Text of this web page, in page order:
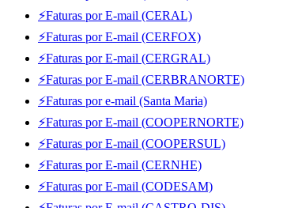
⚡Faturas por E-mail (CERAL)
⚡Faturas por E-mail (CERFOX)
⚡Faturas por E-mail (CERGRAL)
⚡Faturas por E-mail (CERBRANORTE)
⚡Faturas por e-mail (Santa Maria)
⚡Faturas por E-mail (COOPERNORTE)
⚡Faturas por E-mail (COOPERSUL)
⚡Faturas por E-mail (CERNHE)
⚡Faturas por E-mail (CODESAM)